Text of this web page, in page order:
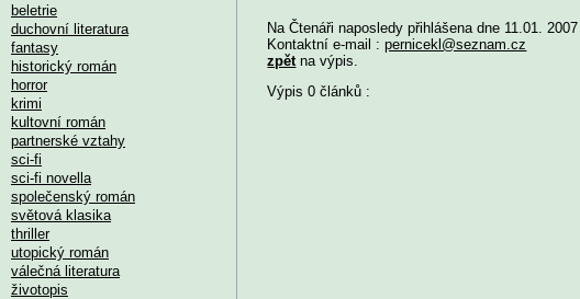
Na Čtenáři naposledy přihlášena dne 11.01. 2007
Kontaktní e-mail :pernicekl@seznam.cz
zpět na výpis.
Výpis 0 článků :
beletrie
duchovní literatura
fantasy
historický román
horror
krimi
kultovní román
partnerské vztahy
sci-fi
sci-fi novella
společenský román
světová klasika
thriller
utopický román
válečná literatura
životopis